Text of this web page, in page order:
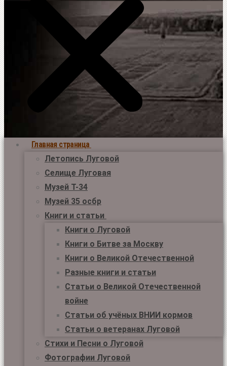
Главная страница
Летопись Луговой
Селище Луговая
Музей Т-34
Музей 35 осбр
Книги и статьи
Книги о Луговой
Книги о Битве за Москву
Книги о Великой Отечественной
Разные книги и статьи
Статьи о Великой Отечественной
войне
Статьи об учёных ВНИИ кормов
Статьи о ветеранах Луговой
Стихи и Песни о Луговой
Фотографии Луговой